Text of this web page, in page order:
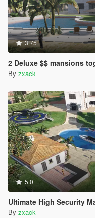
3.75
2 Deluxe $$ mansions togetheR!! mafia boss high
By zxack
5.0
Ultimate High Security Mansion w/ Swimming pool
By zxack